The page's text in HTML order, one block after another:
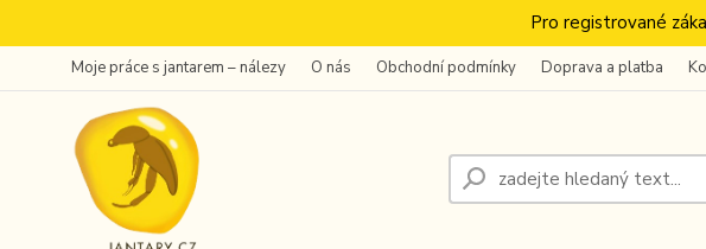
Pro registrované
Moje práce s jantarem – nálezy O nás Obchodní podmínky Doprava a platba